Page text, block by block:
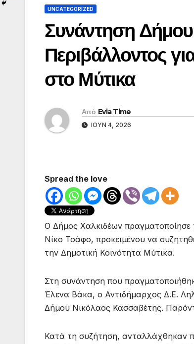
UNCATEGORIZED
Συνάντηση
Περιβάλλοντος
στο Μύτικα
Από Evia Time
ΙΟΎΝ 4, 2026
Spread the love
Ο Δήμος Χαλκιδέων πραγματοποίησε
Νίκο Τσάφο, προκειμένου να
την Δημοτική Κοινότητα Μύτικα.
Στη συνάντηση που
Έλενα Βάκα, ο Αντιδήμαρχος Δ.Ε.
Δήμου Νικόλαος Κασσαβέτης.
Κατά τη συζήτηση, ανταλλάχθηκαν